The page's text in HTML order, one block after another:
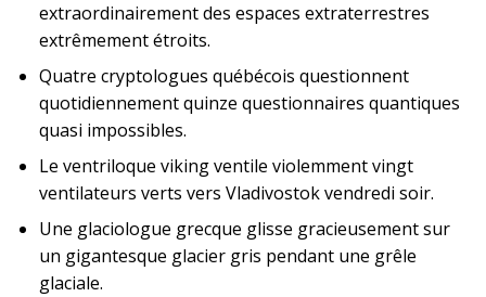
extraordinairement des espaces extraterrestres
extrêmement étroits.
Quatre cryptologues québécois questionnent
quotidiennement quinze questionnaires quantiques
quasi impossibles.
Le ventriloque viking ventile violemment vingt
ventilateurs verts vers Vladivostok vendredi soir.
Une glaciologue grecque glisse gracieusement sur
un gigantesque glacier gris pendant une grêle
glaciale.